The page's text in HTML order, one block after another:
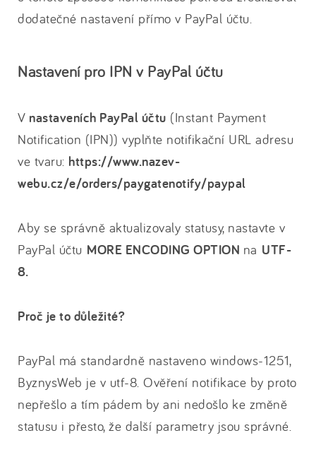
dodatečné nastavení přímo v PayPal účtu.
Nastavení pro IPN v PayPal účtu
V nastaveních PayPal účtu (Instant Payment
Notification (IPN)) vyplňte notifikační URL adresu
ve tvaru: https://www.nazev-
webu.cz/e/orders/paygatenotify/paypal
Aby se správně aktualizovaly statusy, nastavte v
PayPal účtu MORE ENCODING OPTION na UTF-
8.
Proč je to důležité?
PayPal má standardně nastaveno windows-1251,
ByznysWeb je v utf-8. Ověření notifikace by proto
nepřešlo a tím pádem by ani nedošlo ke změně
statusu i přesto, že další parametry jsou správné.